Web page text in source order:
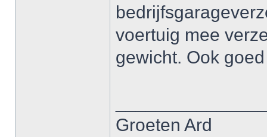
voertuig mee
gewicht. Ook
Groeten Ard